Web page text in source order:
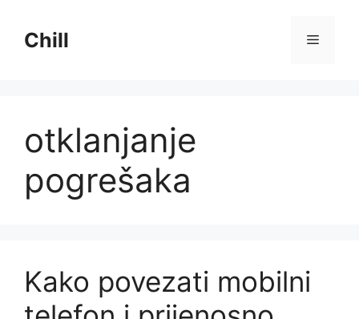
sadržajChill
otklanjanje
pogrešaka
Kako povezati mobilni